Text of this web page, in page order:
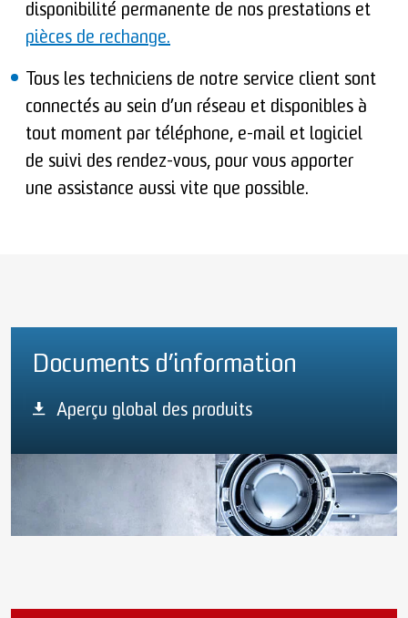
disponibilité permanente de nos prestations et
pièces de rechange.
Tous les techniciens de notre service client sont
connectés au sein d’un réseau et disponibles à
tout moment par téléphone, e-mail et logiciel
de suivi des rendez-vous, pour vous apporter
une assistance aussi vite que possible.
Documents d’information
Aperçu global des produits